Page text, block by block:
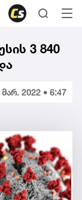
3 840
მარ. 2022 • 6:47